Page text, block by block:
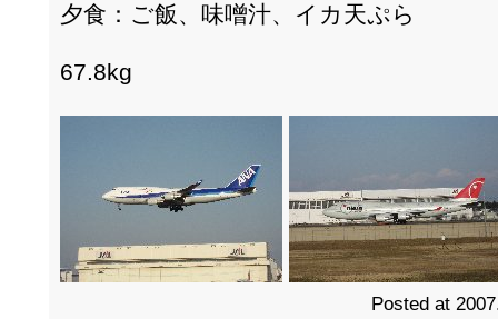
夕食：ご飯、味噌汁、イカ天ぷら
67.8kg
Posted at